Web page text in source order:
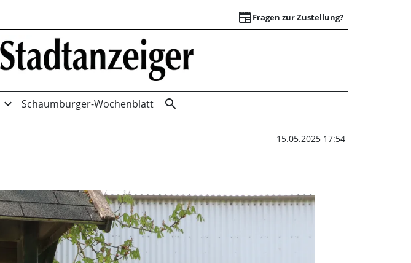
newspaperFragen zur Zustellung?
„Unser Dorf hat
expand_more Schaumburger-Wochenblatt search
15.05.2025 17:54